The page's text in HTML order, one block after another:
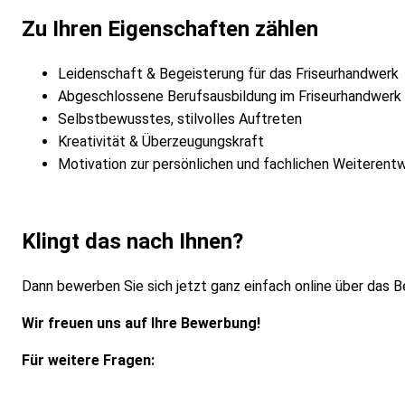
Zu Ihren Eigenschaften zählen
Leidenschaft & Begeisterung für das Friseurhandwerk
Abgeschlossene Berufsausbildung im Friseurhandwerk
Selbstbewusstes, stilvolles Auftreten
Kreativität & Überzeugungskraft
Motivation zur persönlichen und fachlichen
Klingt das nach Ihnen?
Dann bewerben Sie sich jetzt ganz einfach online über das
Wir freuen uns auf Ihre Bewerbung!
Für weitere Fragen: